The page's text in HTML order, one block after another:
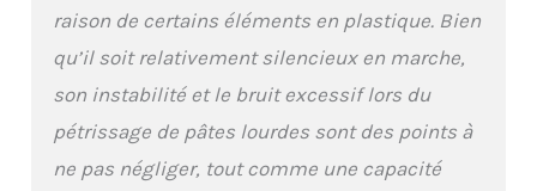
raison de certains éléments en plastique. Bien
qu’il soit relativement silencieux en marche,
son instabilité et le bruit excessif lors du
pétrissage de pâtes lourdes sont des points à
ne pas négliger, tout comme une capacité